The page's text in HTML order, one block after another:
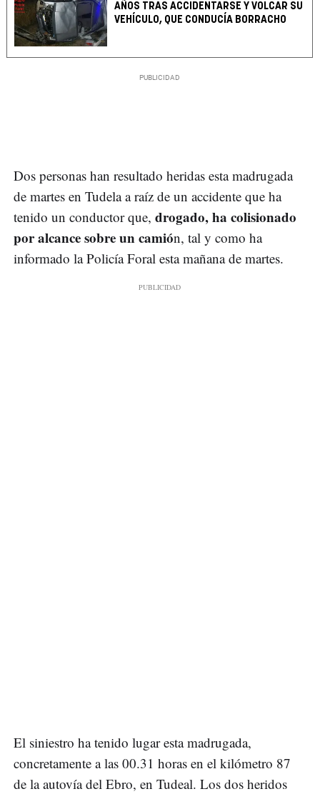
AÑOS TRAS ACCIDENTARSE Y VOLCAR SU
VEHÍCULO, QUE CONDUCÍA BORRACHO
Dos personas han resultado heridas esta madrugada
de martes en Tudela a raíz de un accidente que ha
tenido un conductor que, drogado, ha colisionado
por alcance sobre un camión, tal y como ha
informado la Policía Foral esta mañana de martes.
El siniestro ha tenido lugar esta madrugada,
concretamente a las 00.31 horas en el kilómetro 87
de la autovía del Ebro, en Tudeal. Los dos heridos